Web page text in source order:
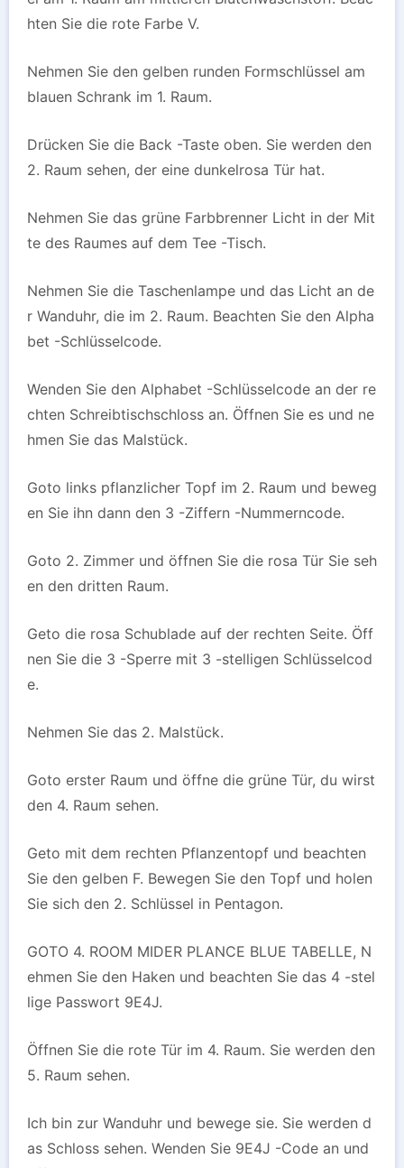
hten Sie die rote Farbe V.
Nehmen Sie den gelben runden Formschlüssel am
blauen Schrank im 1. Raum.
Drücken Sie die Back -Taste oben. Sie werden den
2. Raum sehen, der eine dunkelrosa Tür hat.
Nehmen Sie das grüne Farbbrenner Licht in der Mit
te des Raumes auf dem Tee -Tisch.
Nehmen Sie die Taschenlampe und das Licht an de
r Wanduhr, die im 2. Raum. Beachten Sie den Alpha
bet -Schlüsselcode.
Wenden Sie den Alphabet -Schlüsselcode an der re
chten Schreibtischschloss an. Öffnen Sie es und ne
hmen Sie das Malstück.
Goto links pflanzlicher Topf im 2. Raum und beweg
en Sie ihn dann den 3 -Ziffern -Nummerncode.
Goto 2. Zimmer und öffnen Sie die rosa Tür Sie seh
en den dritten Raum.
Geto die rosa Schublade auf der rechten Seite. Öff
nen Sie die 3 -Sperre mit 3 -stelligen Schlüsselcod
e.
Nehmen Sie das 2. Malstück.
Goto erster Raum und öffne die grüne Tür, du wirst
den 4. Raum sehen.
Geto mit dem rechten Pflanzentopf und beachten
Sie den gelben F. Bewegen Sie den Topf und holen
Sie sich den 2. Schlüssel in Pentagon.
GOTO 4. ROOM MIDER PLANCE BLUE TABELLE, N
ehmen Sie den Haken und beachten Sie das 4 -stel
lige Passwort 9E4J.
Öffnen Sie die rote Tür im 4. Raum. Sie werden den
5. Raum sehen.
Ich bin zur Wanduhr und bewege sie. Sie werden d
as Schloss sehen. Wenden Sie 9E4J -Code an und